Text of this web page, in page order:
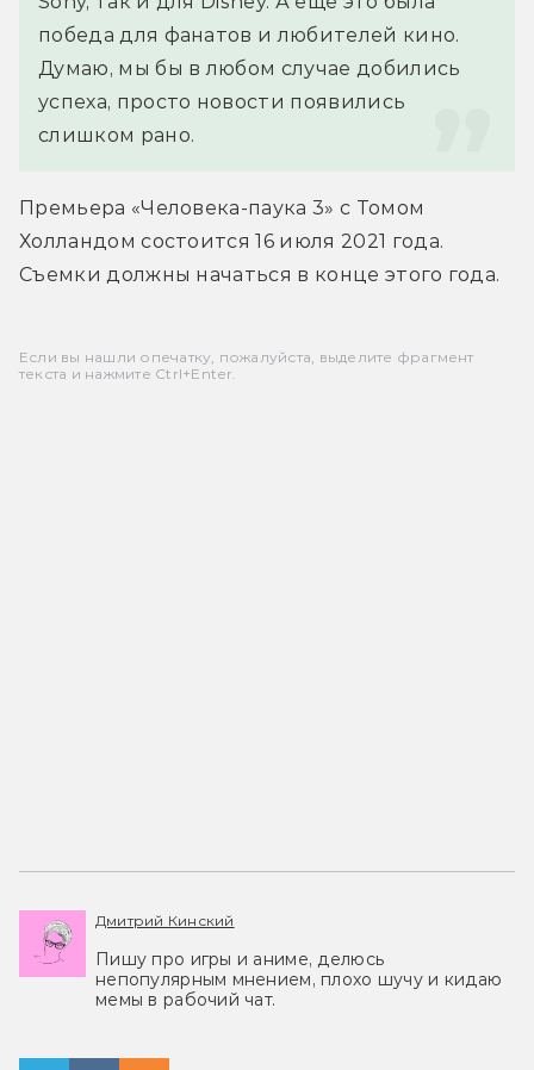
победа для фанатов и любителей кино.
Думаю, мы бы в любом случае добились
успеха, просто новости появились
слишком рано.
Премьера «Человека-паука 3» с Томом
Холландом состоится 16 июля 2021 года.
Съемки должны начаться в конце этого года.
Если вы нашли опечатку, пожалуйста, выделите фрагмент
текста и нажмите Ctrl+Enter.
Дмитрий Кинский
Пишу про игры и аниме, делюсь
непопулярным мнением, плохо шучу и кидаю
мемы в рабочий чат.